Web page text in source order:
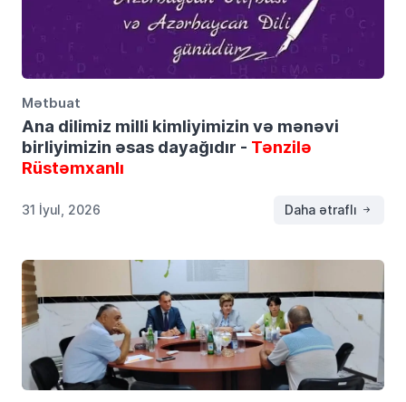
Mətbuat
Ana dilimiz milli kimliyimizin və mənəvi
birliyimizin əsas dayağıdır - Tənzilə
Rüstəmxanlı
31 İyul, 2026 Daha ətraflı